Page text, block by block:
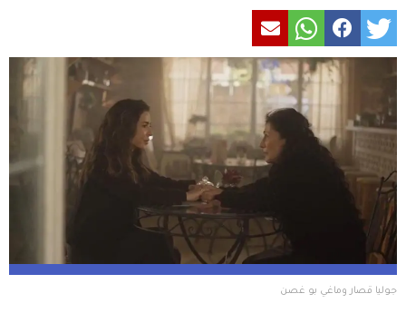
جوليا قصار وماغي بو غصن